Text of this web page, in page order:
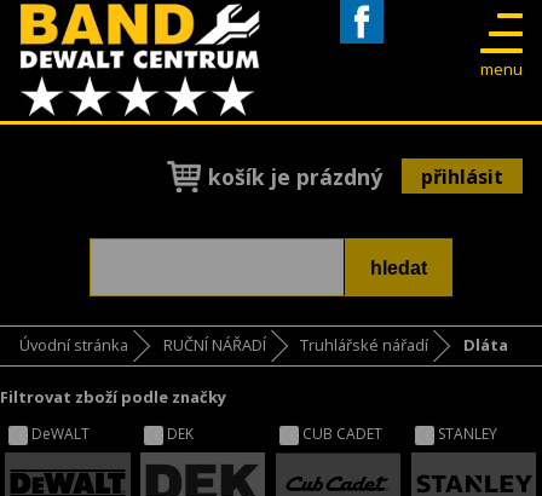
menu
košík je prázdný přihlásit
Úvodní stránka RUČNÍ NÁŘADÍ Truhlářské nářadí Dláta
Filtrovat zboží podle značky
DeWALT DEK CUB CADET STANLEY